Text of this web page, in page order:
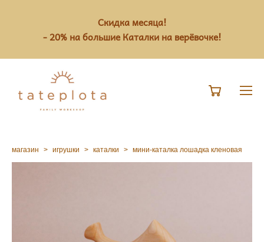
Скидка месяца!
- 20% на большие Каталки на верёвочке!
магазин > игрушки > каталки > мини-каталка лошадка кленовая